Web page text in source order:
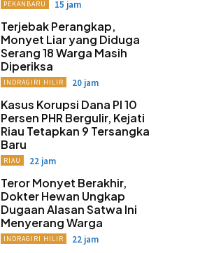
PEKANBARU 15 jam
Terjebak Perangkap,
Monyet Liar yang Diduga
Serang 18 Warga Masih
Diperiksa
INDRAGIRI HILIR 20 jam
Kasus Korupsi Dana PI 10
Persen PHR Bergulir, Kejati
Riau Tetapkan 9 Tersangka
Baru
RIAU 22 jam
Teror Monyet Berakhir,
Dokter Hewan Ungkap
Dugaan Alasan Satwa Ini
Menyerang Warga
INDRAGIRI HILIR 22 jam